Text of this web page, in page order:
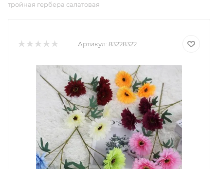
тройная гербера салатовая
Артикул: 83228322